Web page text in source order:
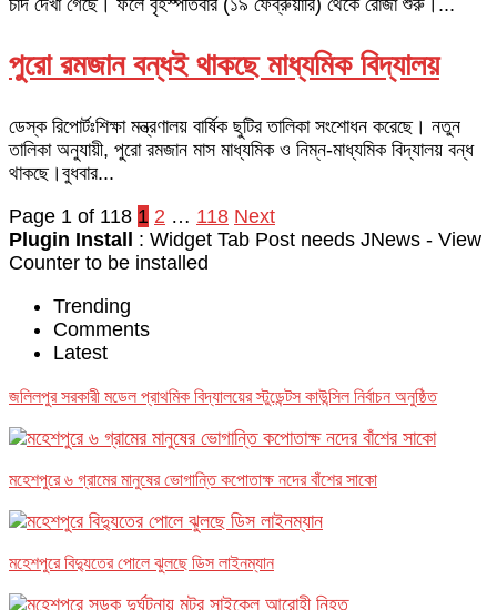
চাঁদ দেখা গেছে। ফলে বৃহস্পতিবার (১৯ ফেব্রুয়ারি) থেকে রোজা শুরু।...
পুরো রমজান বন্ধই থাকছে মাধ্যমিক বিদ্যালয়
ডেস্ক রিপোর্টঃশিক্ষা মন্ত্রণালয় বার্ষিক ছুটির তালিকা সংশোধন করেছে। নতুন
তালিকা অনুযায়ী, পুরো রমজান মাস মাধ্যমিক ও নিম্ন-মাধ্যমিক বিদ্যালয় বন্ধ
থাকছে।বুধবার...
Page 1 of 118 1 2 … 118 Next
Plugin Install
: Widget Tab Post needs JNews - View
Counter to be installed
Trending
Comments
Latest
জলিলপুর সরকারী মডেল প্রাথমিক বিদ্যালয়ের স্টুডেন্টস কাউন্সিল নির্বাচন অনুষ্ঠিত
মহেশপুরে ৬ গ্রামের মানুষের ভোগান্তি কপোতাক্ষ নদের বাঁশের সাকো
মহেশপুরে বিদ্যুতের পোলে ঝুলছে ডিস লাইনম্যান